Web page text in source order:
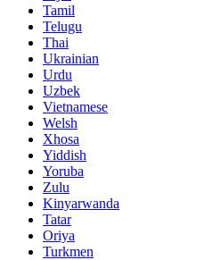
Tamil
Telugu
Thai
Ukrainian
Urdu
Uzbek
Vietnamese
Welsh
Xhosa
Yiddish
Yoruba
Zulu
Kinyarwanda
Tatar
Oriya
Turkmen